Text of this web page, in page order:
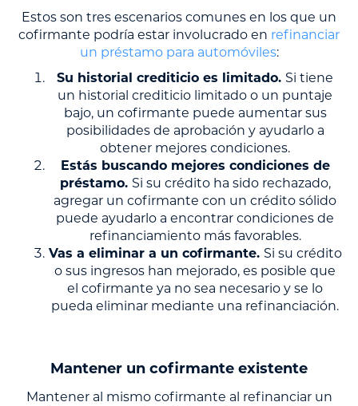
Estos son tres escenarios comunes en los que un
cofirmante podría estar involucrado en refinanciar
un préstamo para automóviles:
Su historial crediticio es limitado. Si tiene
un historial crediticio limitado o un puntaje
bajo, un cofirmante puede aumentar sus
posibilidades de aprobación y ayudarlo a
obtener mejores condiciones.
Estás buscando mejores condiciones de
préstamo. Si su crédito ha sido rechazado,
agregar un cofirmante con un crédito sólido
puede ayudarlo a encontrar condiciones de
refinanciamiento más favorables.
Vas a eliminar a un cofirmante. Si su crédito
o sus ingresos han mejorado, es posible que
el cofirmante ya no sea necesario y se lo
pueda eliminar mediante una refinanciación.
Mantener un cofirmante existente
Mantener al mismo cofirmante al refinanciar un